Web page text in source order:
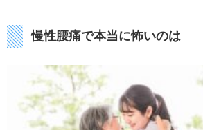
慢性腰痛で本当に怖いのは